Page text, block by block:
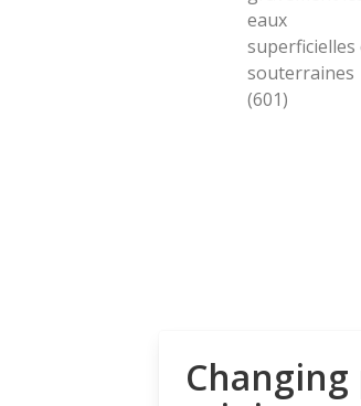
eaux
superficielles
souterraines
(601)